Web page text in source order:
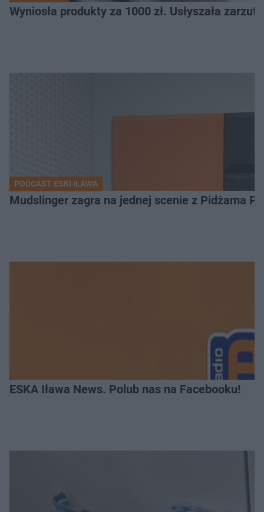
Wyniosła produkty za 1000 zł. Usłyszała zarzuty
PODCAST ESKI IŁAWA
Mudslinger zagra na jednej scenie z Pidżama
ESKA Iława News. Polub nas na Facebooku!